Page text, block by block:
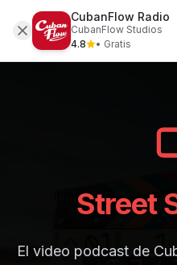
Street-segment
Street
El video podcast de
CubanFlow Radio
CubanFlow Studios
4.8
• Gratis